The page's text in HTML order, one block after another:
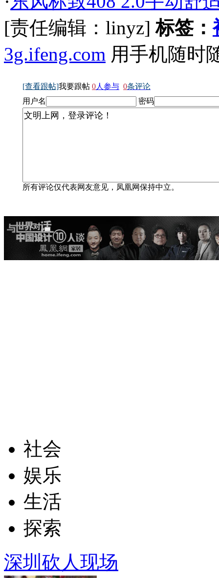
[责任编辑：linyz]标签：
3g.ifeng.com 用手机随时
[查看跟帖]我要跟帖 0人参与 0条评论
用户名
密码
所有评论仅代表网友意见，凤凰网保持中立。
社会
娱乐
生活
探索
深圳砍人现场